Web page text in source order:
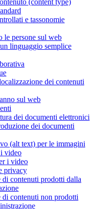
(content type)
e tassonomie
le persone sul web
linguaggio semplice
dei contenuti
sul web
dei documenti elettronici
dei documenti
(alt text) per le immagini
video
i video
privacy
contenuti prodotti dalla
contenuti non prodotti